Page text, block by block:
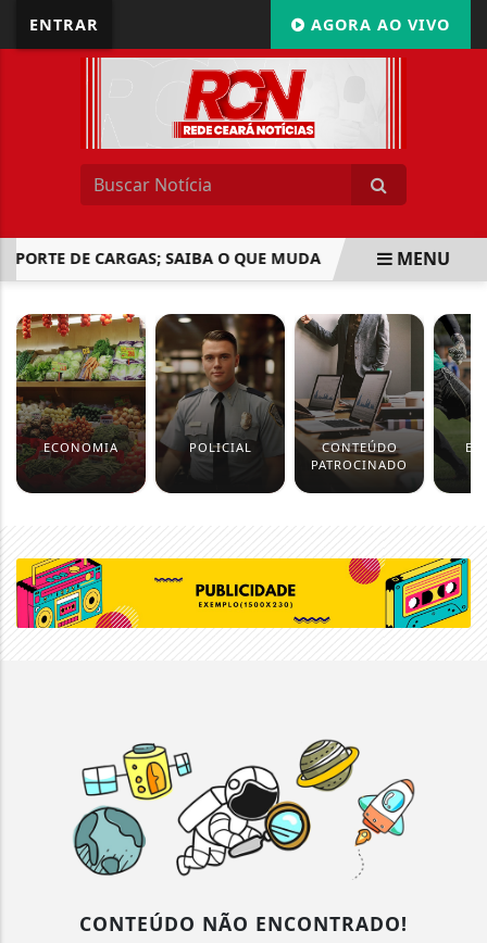
ENTRAR AGORA AO VIVO
DE CARGAS; SAIBA O QUE MUDA EBC ENTRA
MENU
ECONOMIA POLICIAL
CONTEÚDO
PATROCINADO
CONTEÚDO NÃO ENCONTRADO!